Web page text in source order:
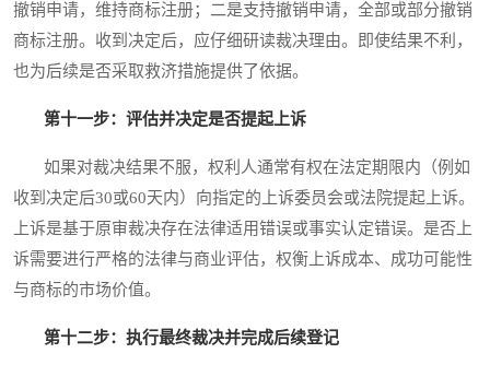
撤销申请，维持商标注册；二是支持撤销申请，全部或部分撤销
商标注册。收到决定后，应仔细研读裁决理由。即使结果不利，
也为后续是否采取救济措施提供了依据。
第十一步：评估并决定是否提起上诉
如果对裁决结果不服，权利人通常有权在法定期限内（例如
收到决定后30或60天内）向指定的上诉委员会或法院提起上诉。
上诉是基于原审裁决存在法律适用错误或事实认定错误。是否上
诉需要进行严格的法律与商业评估，权衡上诉成本、成功可能性
与商标的市场价值。
第十二步：执行最终裁决并完成后续登记